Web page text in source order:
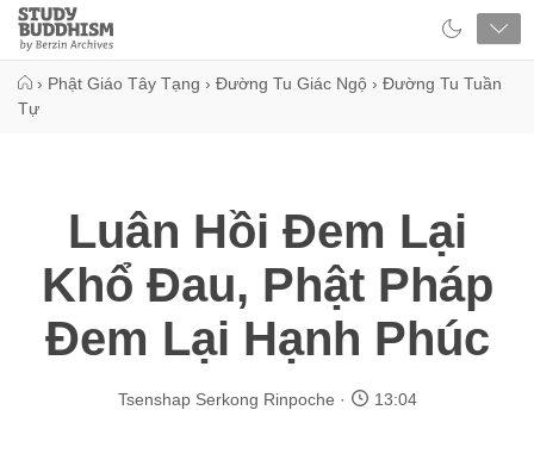
Close
Study
Buddhism
› Phật Giáo Tây Tạng › Đường Tu Giác Ngộ › Đường Tu Tuần
Tự
Luân Hồi Đem Lại
Khổ Đau, Phật Pháp
Đem Lại Hạnh Phúc
Tsenshap Serkong Rinpoche 13:04